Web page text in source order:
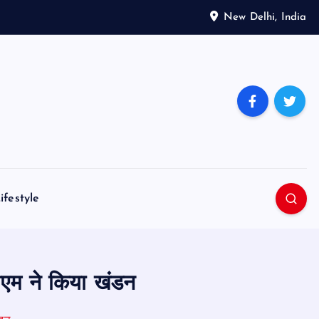
New Delhi, India
ने किया खंडन